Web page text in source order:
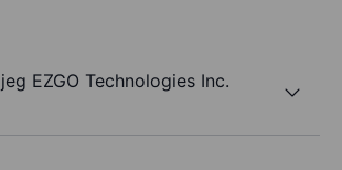
EZGO Technologies Inc.